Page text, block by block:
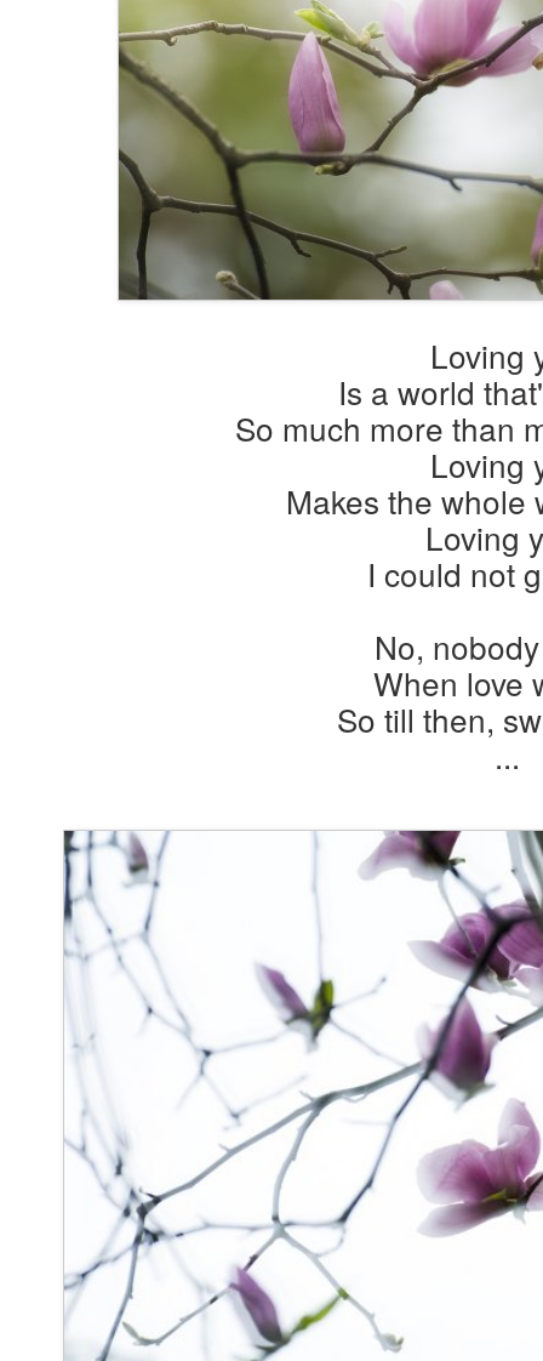
Loving
Is a world
So much more than
Loving
Makes the whole
Loving
I could not
No,
When love
So till then,
...